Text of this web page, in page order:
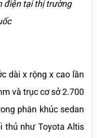
điện tại thị trường
dài x rộng x cao lần
và trục cơ sở 2.700
phân khúc sedan
thủ như Toyota Altis